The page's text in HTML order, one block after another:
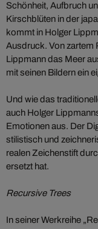
Schönheit, Aufbruch
Kirschblüten in der
kommt in Holger
Ausdruck. Von zartem
Lippmann das Meer
mit seinen Bildern ein
Und wie das
auch Holger
Emotionen aus. Der
stilistisch und
realen Zeichenstift
ersetzt hat.
Recursive Trees
In seiner Werkreihe